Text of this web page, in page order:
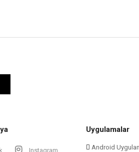
Instagram
Uygulamalar
Android